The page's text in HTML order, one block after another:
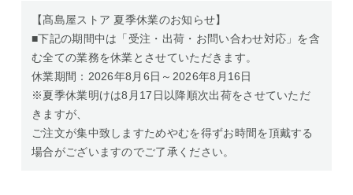
【髙島屋ストア 夏季休業のお知らせ】
■下記の期間中は「受注・出荷・お問い合わせ対応」を含
む全ての業務を休業とさせていただきます。
休業期間：2026年8月6日～2026年8月16日
※夏季休業明けは8月17日以降順次出荷をさせていただ
きますが、
ご注文が集中致しますためやむを得ずお時間を頂戴する
場合がございますのでご了承ください。